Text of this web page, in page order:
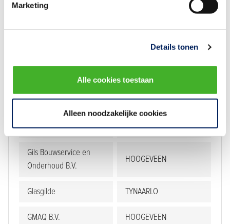
Marketing
Details tonen
Alle cookies toestaan
Alleen noodzakelijke cookies
Gebr. Lambers B.V. EMMEN
Geveke Bouw B.V. EELDE
Geveke Ontwikkeling EELDE
Gils Bouwservice en
Onderhoud B.V.
HOOGEVEEN
Glasgilde TYNAARLO
GMAQ B.V. HOOGEVEEN